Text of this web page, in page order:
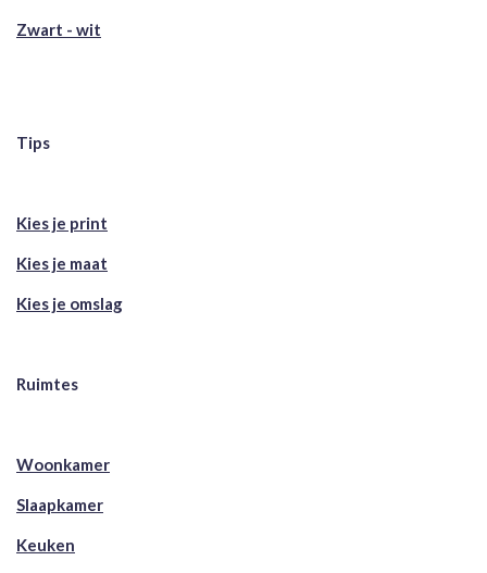
Zwart - wit
Tips
Kies je print
Kies je maat
Kies je omslag
Ruimtes
Woonkamer
Slaapkamer
Keuken